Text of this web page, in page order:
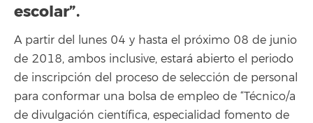
escolar”.
A partir del lunes 04 y hasta el próximo 08 de junio
de 2018, ambos inclusive, estará abierto el periodo
de inscripción del proceso de selección de personal
para conformar una bolsa de empleo de “Técnico/a
de divulgación científica, especialidad fomento de